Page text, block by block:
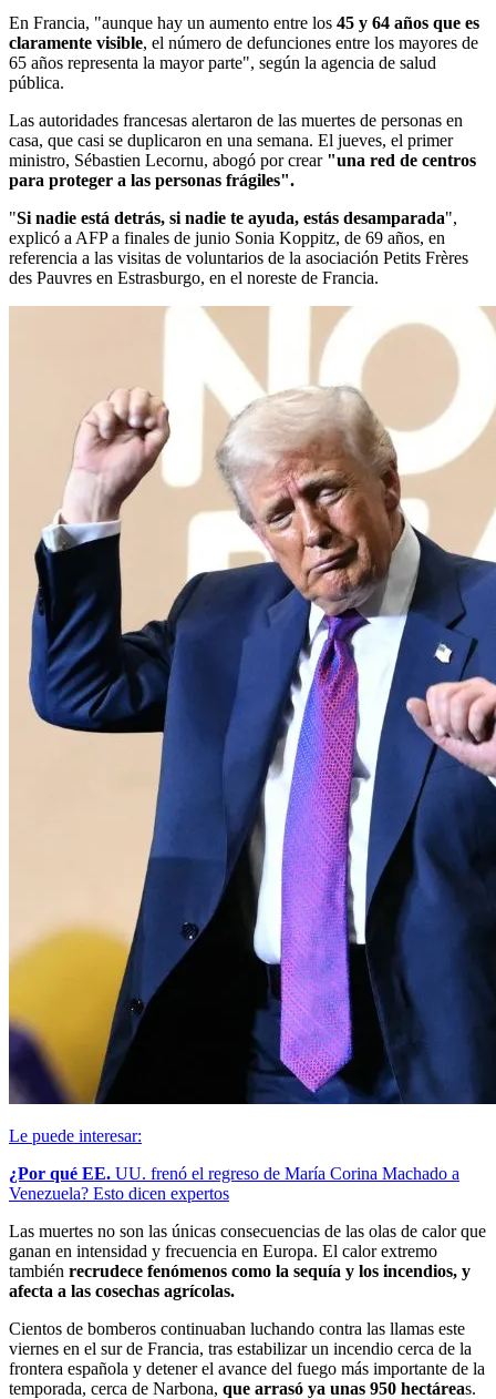
En Francia, "aunque hay un aumento entre los 45 y 64 años que es
claramente visible, el número de defunciones entre los mayores de
65 años representa la mayor parte", según la agencia de salud
pública.
Las autoridades francesas alertaron de las muertes de personas en
casa, que casi se duplicaron en una semana. El jueves, el primer
ministro, Sébastien Lecornu, abogó por crear "una red de centros
para proteger a las personas frágiles".
"Si nadie está detrás, si nadie te ayuda, estás desamparada",
explicó a AFP a finales de junio Sonia Koppitz, de 69 años, en
referencia a las visitas de voluntarios de la asociación Petits Frères
des Pauvres en Estrasburgo, en el noreste de Francia.
Le puede interesar:
¿Por qué EE. UU. frenó el regreso de María Corina Machado a
Venezuela? Esto dicen expertos
Las muertes no son las únicas consecuencias de las olas de calor que
ganan en intensidad y frecuencia en Europa. El calor extremo
también recrudece fenómenos como la sequía y los incendios, y
afecta a las cosechas agrícolas.
Cientos de bomberos continuaban luchando contra las llamas este
viernes en el sur de Francia, tras estabilizar un incendio cerca de la
frontera española y detener el avance del fuego más importante de la
temporada, cerca de Narbona, que arrasó ya unas 950 hectáreas.